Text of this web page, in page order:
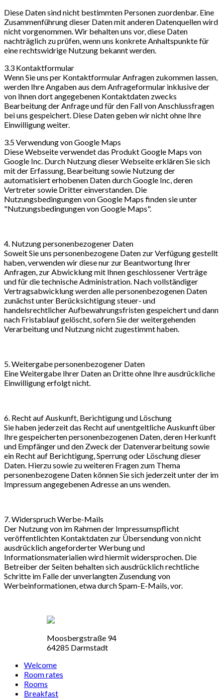
Diese Daten sind nicht bestimmten Personen zuordenbar. Eine
Zusammenführung dieser Daten mit anderen Datenquellen wird
nicht vorgenommen. Wir behalten uns vor, diese Daten
nachträglich zu prüfen, wenn uns konkrete Anhaltspunkte für
eine rechtswidrige Nutzung bekannt werden.
3.3 Kontaktformular
Wenn Sie uns per Kontaktformular Anfragen zukommen lassen,
werden Ihre Angaben aus dem Anfrageformular inklusive der
von Ihnen dort angegebenen Kontaktdaten zwecks
Bearbeitung der Anfrage und für den Fall von Anschlussfragen
bei uns gespeichert. Diese Daten geben wir nicht ohne Ihre
Einwilligung weiter.
3.5 Verwendung von Google Maps
Diese Webseite verwendet das Produkt Google Maps von
Google Inc. Durch Nutzung dieser Webseite erklären Sie sich
mit der Erfassung, Bearbeitung sowie Nutzung der
automatisiert erhobenen Daten durch Google Inc, deren
Vertreter sowie Dritter einverstanden. Die
Nutzungsbedingungen von Google Maps finden sie unter
"Nutzungsbedingungen von Google Maps".
4. Nutzung personenbezogener Daten
Soweit Sie uns personenbezogene Daten zur Verfügung gestellt
haben, verwenden wir diese nur zur Beantwortung Ihrer
Anfragen, zur Abwicklung mit Ihnen geschlossener Verträge
und für die technische Administration. Nach vollständiger
Vertragsabwicklung werden alle personenbezogenen Daten
zunächst unter Berücksichtigung steuer- und
handelsrechtlicher Aufbewahrungsfristen gespeichert und dann
nach Fristablauf gelöscht, sofern Sie der weitergehenden
Verarbeitung und Nutzung nicht zugestimmt haben.
5. Weitergabe personenbezogener Daten
Eine Weitergabe Ihrer Daten an Dritte ohne Ihre ausdrückliche
Einwilligung erfolgt nicht.
6. Recht auf Auskunft, Berichtigung und Löschung
Sie haben jederzeit das Recht auf unentgeltliche Auskunft über
Ihre gespeicherten personenbezogenen Daten, deren Herkunft
und Empfänger und den Zweck der Datenverarbeitung sowie
ein Recht auf Berichtigung, Sperrung oder Löschung dieser
Daten. Hierzu sowie zu weiteren Fragen zum Thema
personenbezogene Daten können Sie sich jederzeit unter der im
Impressum angegebenen Adresse an uns wenden.
7. Widerspruch Werbe-Mails
Der Nutzung von im Rahmen der Impressumspflicht
veröffentlichten Kontaktdaten zur Übersendung von nicht
ausdrücklich angeforderter Werbung und
Informationsmaterialien wird hiermit widersprochen. Die
Betreiber der Seiten behalten sich ausdrücklich rechtliche
Schritte im Falle der unverlangten Zusendung von
Werbeinformationen, etwa durch Spam-E-Mails, vor.
Moosbergstraße 94
64285 Darmstadt
Welcome
Room rates
Rooms
Breakfast